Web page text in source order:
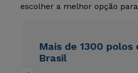
escolher a melhor opção
Mais de 1300
Brasil